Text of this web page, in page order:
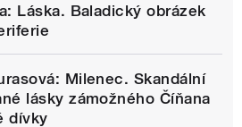
Láska. Baladický obrázek
Milenec. Skandální
lásky zámožného Číňana
dívky